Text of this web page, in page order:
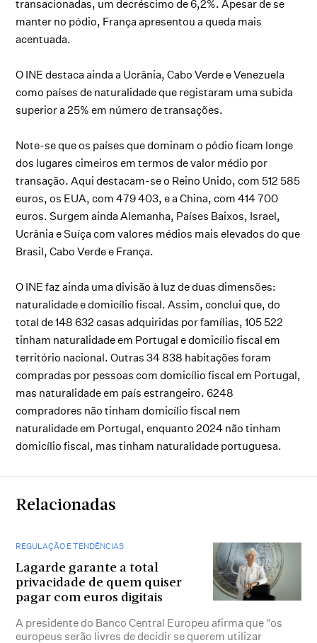
transacionadas, um decréscimo de 6,2%. Apesar de se
manter no pódio, França apresentou a queda mais
acentuada.
O INE destaca ainda a Ucrânia, Cabo Verde e Venezuela
como países de naturalidade que registaram uma subida
superior a 25% em número de transações.
Note-se que os países que dominam o pódio ficam longe
dos lugares cimeiros em termos de valor médio por
transação. Aqui destacam-se o Reino Unido, com 512 585
euros, os EUA, com 479 403, e a China, com 414 700
euros. Surgem ainda Alemanha, Países Baixos, Israel,
Ucrânia e Suíça com valores médios mais elevados do que
Brasil, Cabo Verde e França.
O INE faz ainda uma divisão à luz de duas dimensões:
naturalidade e domicílio fiscal. Assim, conclui que, do
total de 148 632 casas adquiridas por famílias, 105 522
tinham naturalidade em Portugal e domicílio fiscal em
território nacional. Outras 34 838 habitações foram
compradas por pessoas com domicílio fiscal em Portugal,
mas naturalidade em país estrangeiro. 6248
compradores não tinham domicílio fiscal nem
naturalidade em Portugal, enquanto 2024 não tinham
domicílio fiscal, mas tinham naturalidade portuguesa.
Relacionadas
REGULAÇÃO E TENDÊNCIAS
Lagarde garante a total
privacidade de quem quiser
pagar com euros digitais
A presidente do Banco Central Europeu afirma que "os
europeus serão livres de decidir se querem utilizar